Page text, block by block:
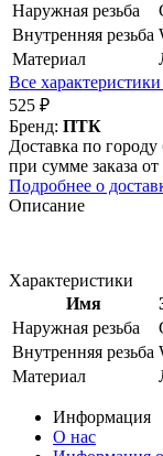
Наружная резьба
Внутренняя резьба
Материал
Все характеристики
525 ₽
Бренд: ПТК
Доставка по городу
при сумме заказа
Подробнее о
Описание
Характеристики
Имя
Наружная резьба
Внутренняя резьба
Материал
Информация
О нас